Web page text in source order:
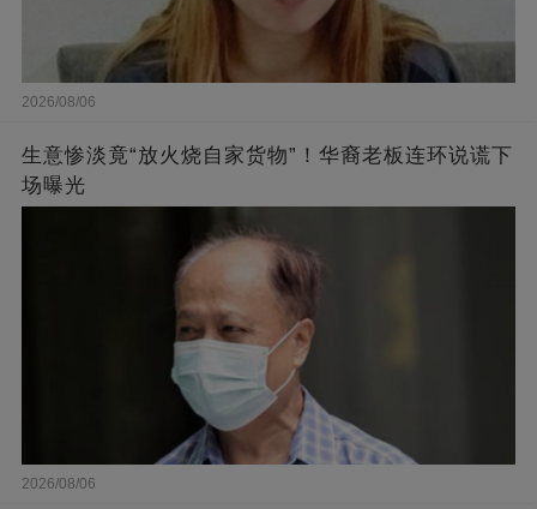
2026/08/06
生意惨淡竟“放火烧自家货物”！华裔老板连环说谎下
场曝光
2026/08/06